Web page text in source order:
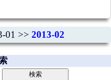
01 >> 2013-02